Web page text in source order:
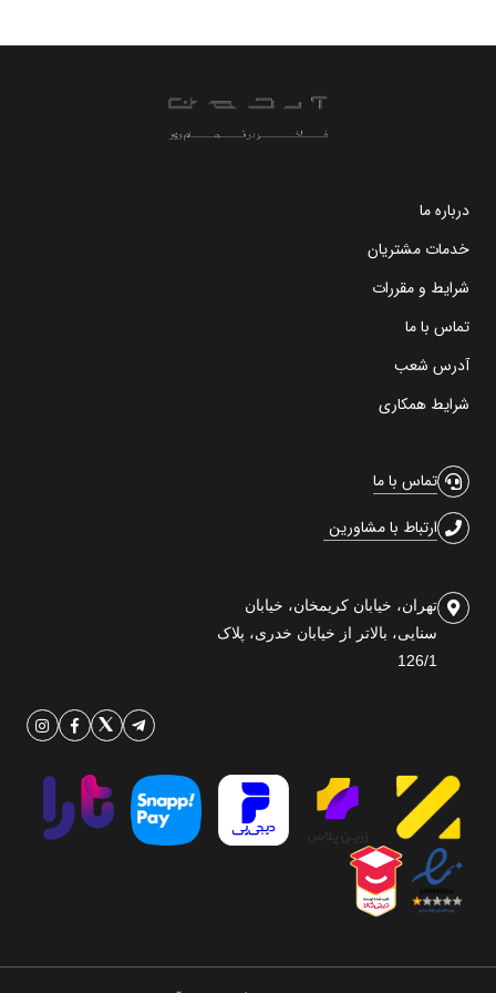
درباره ما
خدمات مشتریان
شرایط و مقررات
تماس با ما
آدرس شعب
شرایط همکاری
تماس با ما
ارتباط با مشاورین
تهران، خیابان کریمخان، خیابان
سنایی، بالاتر از خیابان خدری، پلاک
126/1